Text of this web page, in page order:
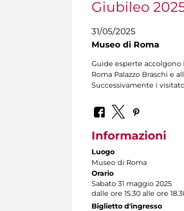
Giubileo
31/05/2025
Museo di Roma
Guide esperte
Roma Palazzo Braschi e
Successivamente i
Informazioni
Luogo
Museo di Roma
Orario
Sabato 31 maggio 2025
dalle ore 15.30 alle ore
Biglietto d'ingresso